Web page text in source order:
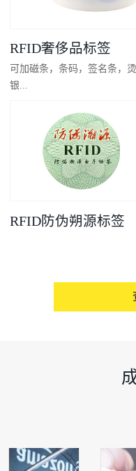
RFID奢侈品标签
可加磁条，条码，签名条，
银...
凸码，金/银底
RFID防伪朔源标签